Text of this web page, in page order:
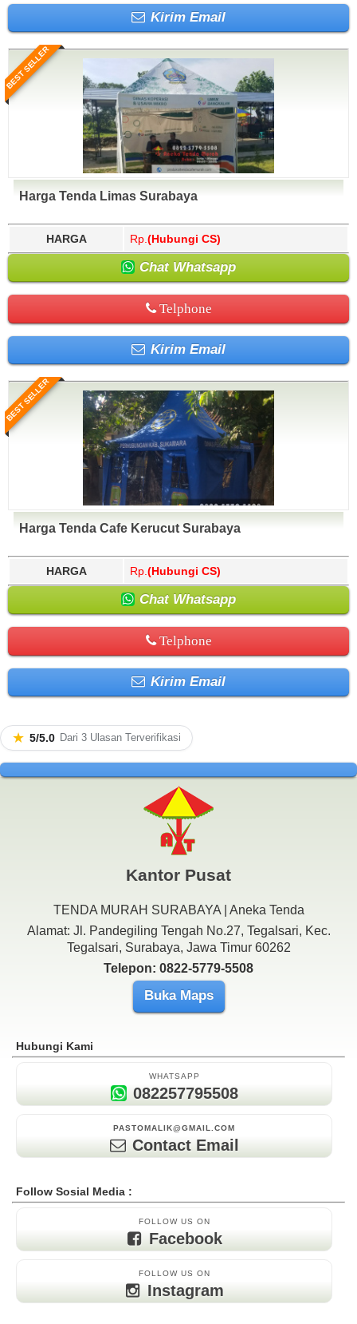
Kirim Email
BEST SELLER
Harga Tenda Limas Surabaya
HARGA Rp. (Hubungi CS)
Chat Whatsapp
Telphone
Kirim Email
BEST SELLER
Harga Tenda Cafe Kerucut Surabaya
HARGA Rp. (Hubungi CS)
Chat Whatsapp
Telphone
Kirim Email
★ 5/5.0 Dari 3 Ulasan Terverifikasi
Kantor Pusat
TENDA MURAH SURABAYA | Aneka Tenda
Alamat: Jl. Pandegiling Tengah No.27, Tegalsari, Kec.
Tegalsari, Surabaya, Jawa Timur 60262
Telepon: 0822-5779-5508
Buka Maps
Hubungi Kami
WHATSAPP
082257795508
PASTOMALIK@GMAIL.COM
Contact Email
Follow Sosial Media :
FOLLOW US ON
Facebook
FOLLOW US ON
Instagram